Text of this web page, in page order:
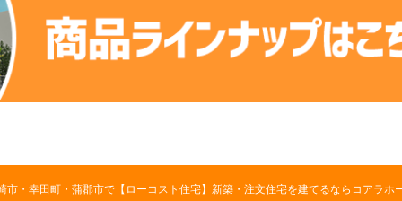
市・幸田町・蒲郡市で【ローコスト住宅】新築・注文住宅を建てるならコアラホ